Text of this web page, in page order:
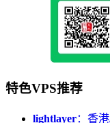
特色VPS推荐
lightlayer：香